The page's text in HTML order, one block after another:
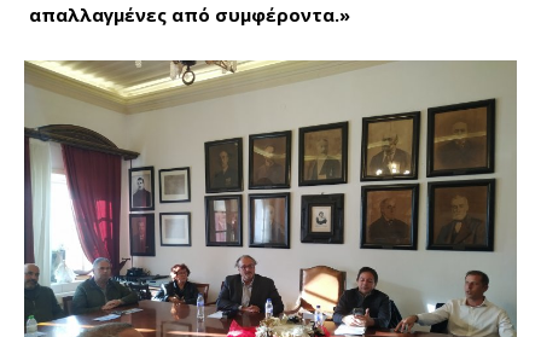
Don't miss
out!
απαλλαγμένες από συμφέροντα.»